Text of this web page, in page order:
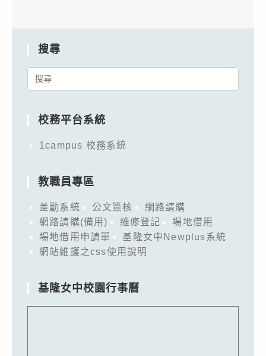
搜尋
Search
校務平台系統
1campus 校務系統
教職員專區
差勤系統 公文簽核
網路請購
網路請購(備用)
維修登記
場地借用
場地借用申請單
基隆女中Newplus系統
網站維護之css使用說明
基隆女中校園行事曆